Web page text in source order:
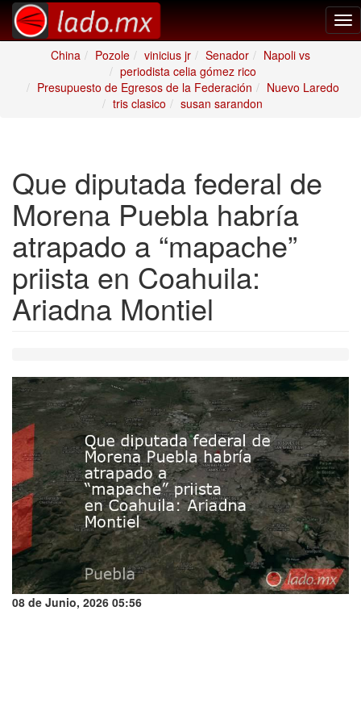
China
Pozole vinicius jr Senador
Napoli vs
periodista celia gómez rico
Presupuesto de Egresos de la Federación
Nuevo Laredo
tris clasico
susan sarandon
Que diputada federal de
Morena Puebla habría
atrapado a “mapache”
priista en Coahuila:
Ariadna Montiel
08 de Junio, 2026 05:56